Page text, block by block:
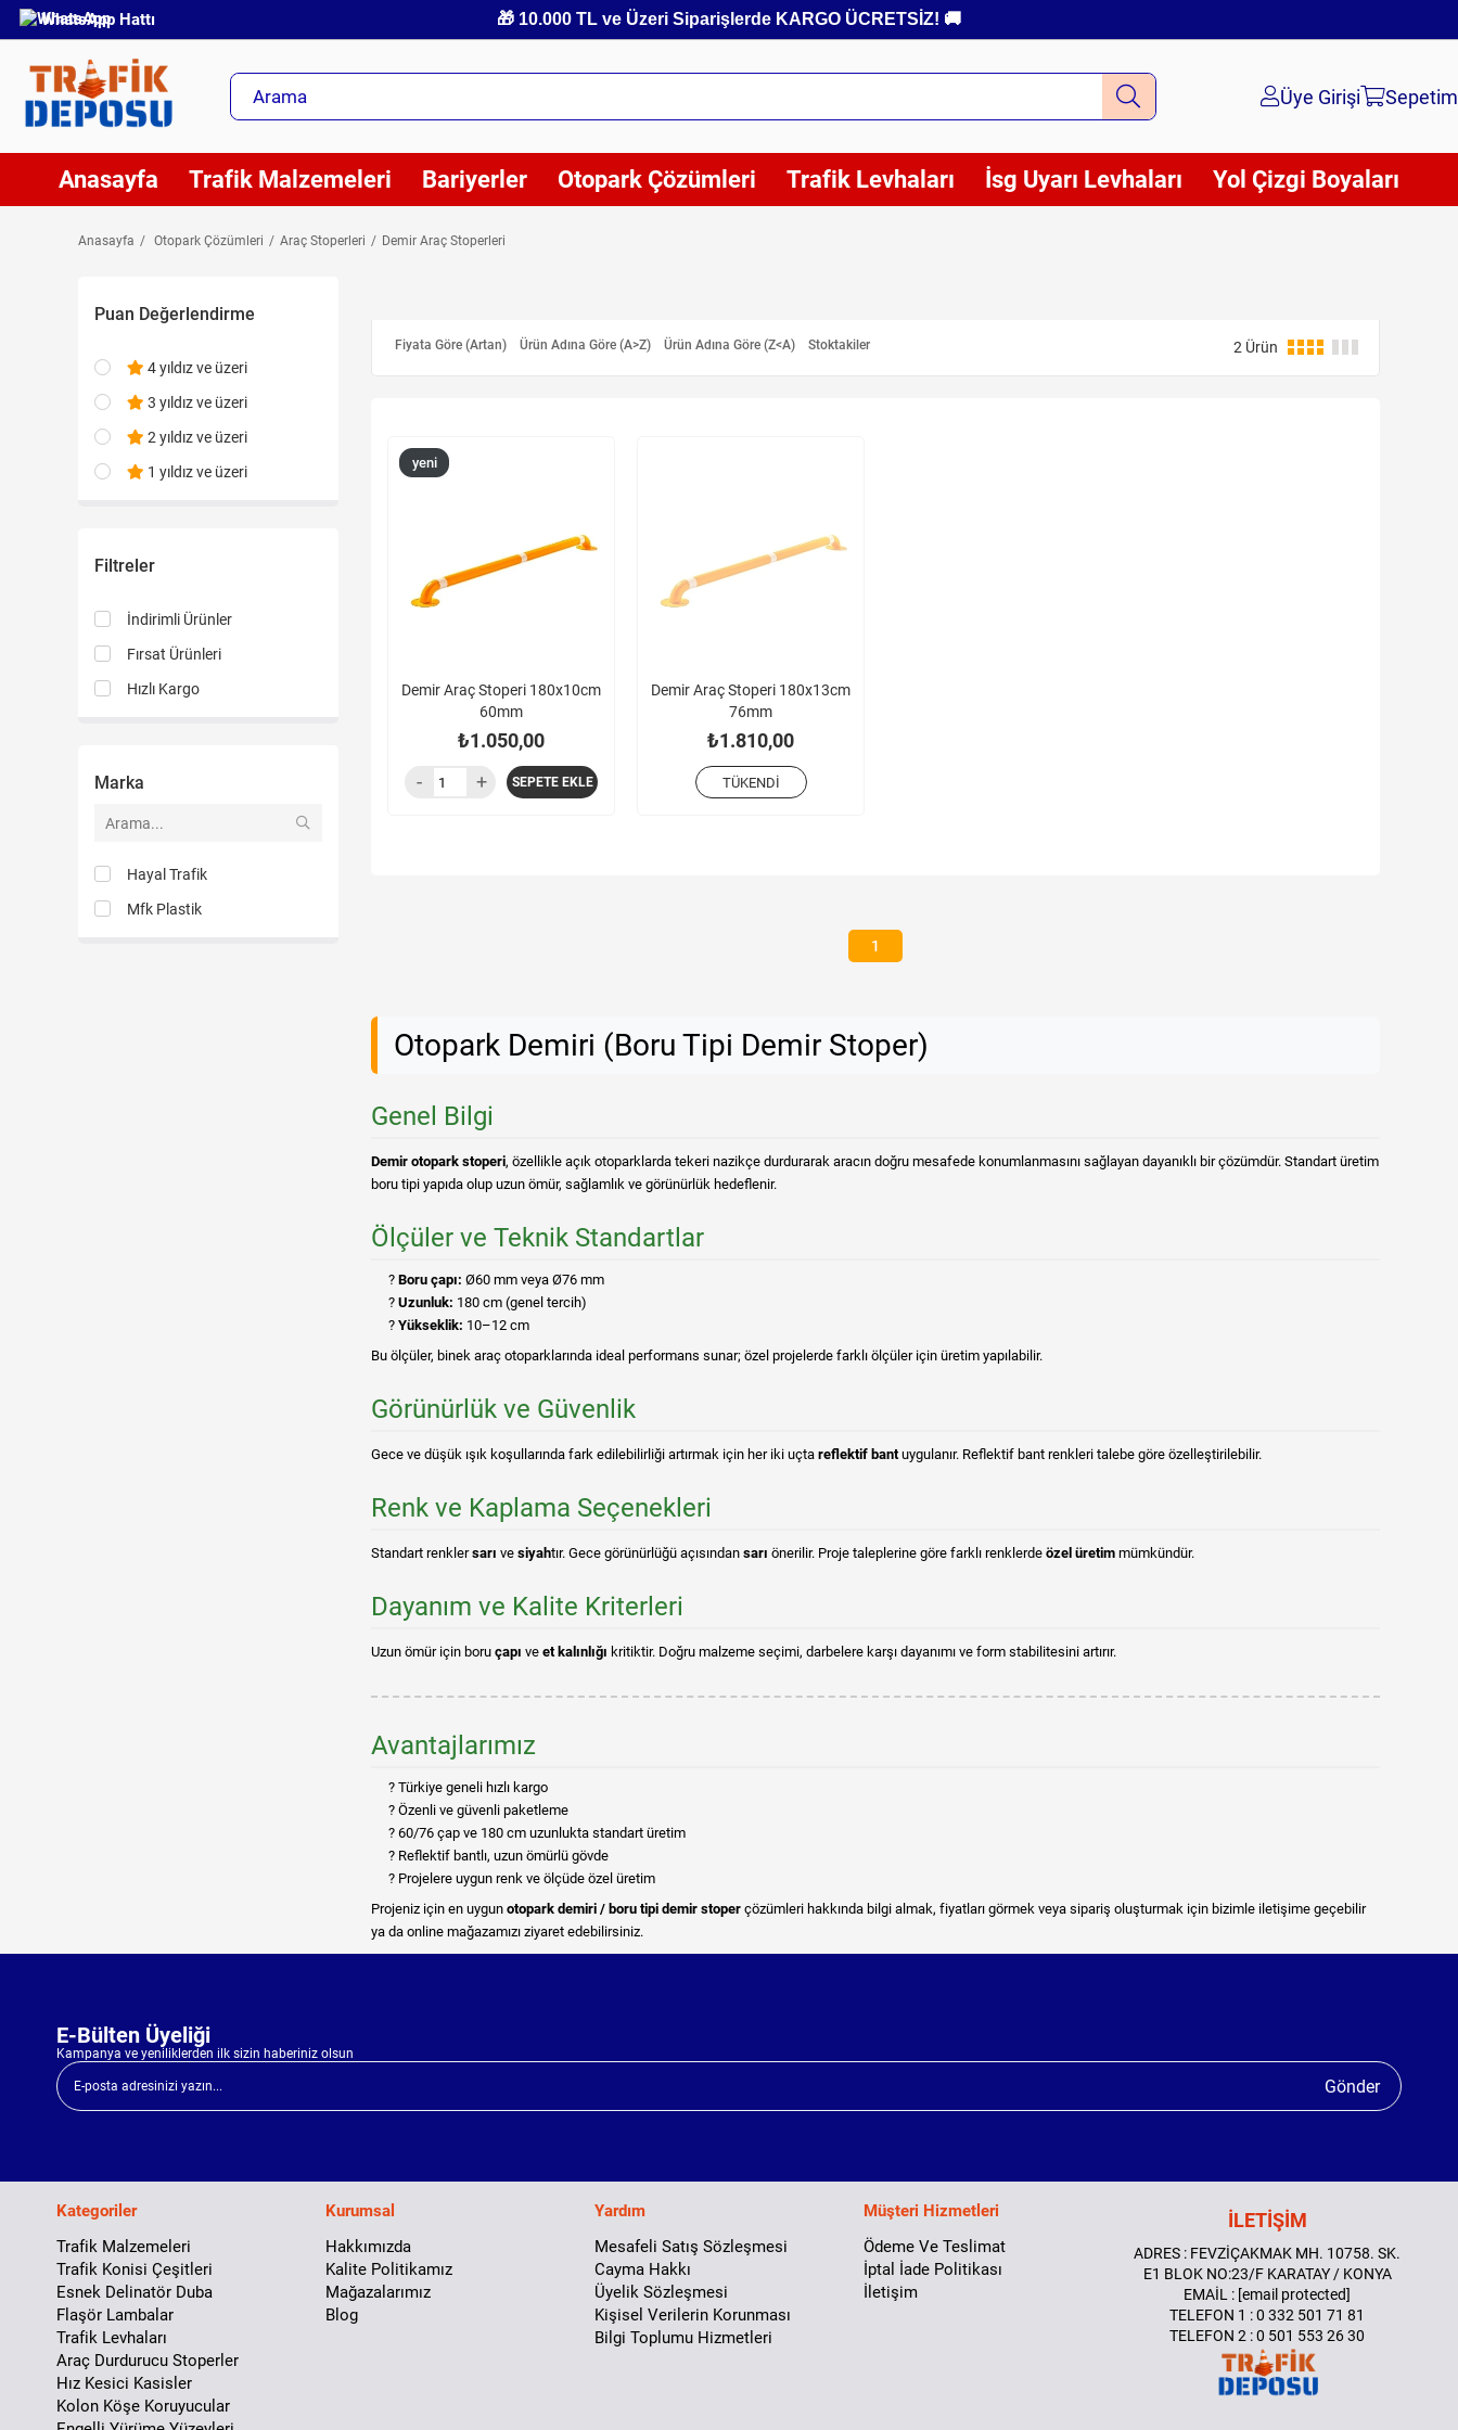
WhatsApp Hattı 🎁 10.000 TL ve Üzeri Siparişlerde KARGO ÜCRETSİZ! 🚚
Üye Girişi Sepetim
Anasayfa Trafik Malzemeleri Bariyerler Otopark Çözümleri Trafik Levhaları İsg Uyarı Levhaları Yol Çizgi Boyaları
Anasayfa Otopark Çözümleri Araç Stoperleri Demir Araç Stoperleri
Puan Değerlendirme
4 yıldız ve üzeri
3 yıldız ve üzeri
2 yıldız ve üzeri
1 yıldız ve üzeri
Filtreler
İndirimli Ürünler
Fırsat Ürünleri
Hızlı Kargo
Marka
Hayal Trafik
Mfk Plastik
Fiyata Göre (Artan) Ürün Adına Göre (A>Z) Ürün Adına Göre (Z<A) Stoktakiler 2 Ürün
Demir Araç Stoperi 180x10cm
60mm
₺1.050,00
yeni
SEPETE EKLE
Demir Araç Stoperi 180x13cm
76mm
₺1.810,00
TÜKENDI
1
Otopark Demiri (Boru Tipi Demir Stoper)
Genel Bilgi
Demir otopark stoperi, özellikle açık otoparklarda tekeri nazikçe durdurarak aracın doğru mesafede konumlanmasını sağlayan dayanıklı bir çözümdür. Standart üretim
boru tipi yapıda olup uzun ömür, sağlamlık ve görünürlük hedeflenir.
Ölçüler ve Teknik Standartlar
Boru çapı: Ø60 mm veya Ø76 mm
Uzunluk: 180 cm (genel tercih)
Yükseklik: 10–12 cm
Bu ölçüler, binek araç otoparklarında ideal performans sunar; özel projelerde farklı ölçüler için üretim yapılabilir.
Görünürlük ve Güvenlik
Gece ve düşük ışık koşullarında fark edilebilirliği artırmak için her iki uçta reflektif bantuygulanır. Reflektif bant renkleri talebe göre özelleştirilebilir.
Renk ve Kaplama Seçenekleri
Standart renklersarı ve siyahtır. Gece görünürlüğü açısından sarı önerilir. Proje taleplerine göre farklı renklerde özel üretim mümkündür.
Dayanım ve Kalite Kriterleri
Uzun ömür için boru çapı ve et kalınlığı kritiktir. Doğru malzeme seçimi, darbelere karşı dayanımı ve form stabilitesini artırır.
Avantajlarımız
Türkiye geneli hızlı kargo
Özenli ve güvenli paketleme
60/76 çap ve 180 cm uzunlukta standart üretim
Reflektif bantlı, uzun ömürlü gövde
Projelere uygun renk ve ölçüde özel üretim
Projeniz için en uygun otopark demiri / boru tipi demir stoper çözümleri hakkında bilgi almak, fiyatları görmek veya sipariş oluşturmak için bizimle iletişime geçebilir
ya da online mağazamızı ziyaret edebilirsiniz.
E-Bülten Üyeliği
Kampanya ve yeniliklerden ilk sizin haberiniz olsun
Gönder
Kategoriler
Trafik Malzemeleri
Trafik Konisi Çeşitleri
Esnek Delinatör Duba
Flaşör Lambalar
Trafik Levhaları
Araç Durdurucu Stoperler
Hız Kesici Kasisler
Kolon Köşe Koruyucular
Kurumsal
Hakkımızda
Kalite Politikamız
Mağazalarımız
Blog
Yardım
Mesafeli Satış Sözleşmesi
Cayma Hakkı
Üyelik Sözleşmesi
Kişisel Verilerin Korunması
Bilgi Toplumu Hizmetleri
Müşteri Hizmetleri
Ödeme Ve Teslimat
İptal İade Politikası
İletişim
İLETİŞİM
ADRES : FEVZİÇAKMAK MH. 10758. SK.
E1 BLOK NO:23/F KARATAY / KONYA
EMAİL : [email protected]
TELEFON 1 : 0 332 501 71 81
TELEFON 2 : 0 501 553 26 30